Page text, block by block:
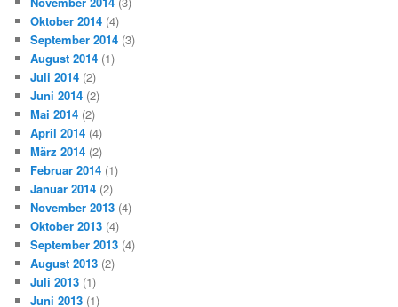
Oktober 2014 (4)
September 2014 (3)
August 2014 (1)
Juli 2014 (2)
Juni 2014 (2)
Mai 2014 (2)
April 2014 (4)
März 2014 (2)
Februar 2014 (1)
Januar 2014 (2)
November 2013 (4)
Oktober 2013 (4)
September 2013 (4)
August 2013 (2)
Juli 2013 (1)
Juni 2013 (1)